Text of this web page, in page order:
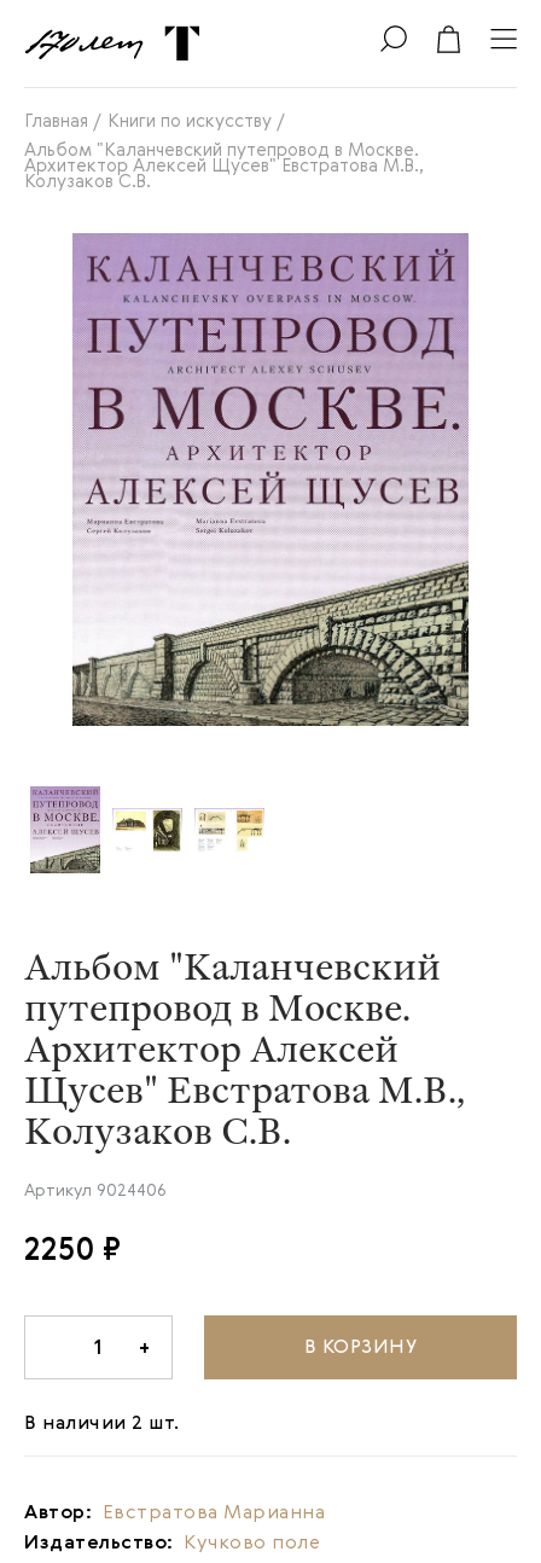
Главная / Книги по искусству /
Альбом "Каланчевский путепровод в Москве.
Архитектор Алексей Щусев" Евстратова М.В.,
Колузаков С.В.
Альбом "Каланчевский
путепровод в Москве.
Архитектор Алексей
Щусев" Евстратова М.В.,
Колузаков С.В.
Артикул 9024406
2250 ₽
1 + В КОРЗИНУ
В наличии 2 шт.
Автор: Евстратова Марианна
Издательство: Кучково поле